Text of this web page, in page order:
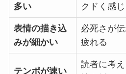
多い
クドく感
表情の描き込
みが細かい
必死さが
疲れる
テンポが速い
読者に考